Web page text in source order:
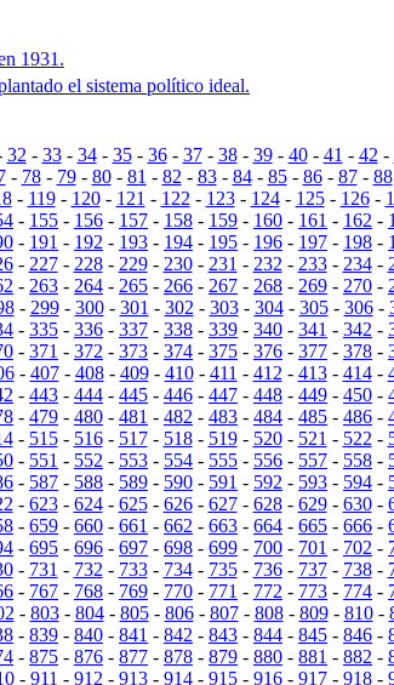
1931.
el sistema político ideal.
32 - 33- 34- 35- 36- 37- 38- 39- 40- 41 - 42 -
- 78- 79- 80- 81 - 82 - 83- 84- 85- 86- 87- 88
- 119- 120- 121 - 122 - 123- 124- 125- 126-
- 155 - 156 - 157 - 158 - 159 - 160 - 161 - 162 -
- 191 - 192 - 193 - 194 - 195 - 196 - 197 - 198 -
- 227- 228- 229- 230- 231 - 232 - 233- 234-
- 263 - 264 - 265 - 266 - 267 - 268 - 269 - 270 -
- 299- 300- 301 - 302 - 303- 304- 305- 306-
- 335 - 336 - 337 - 338 - 339 - 340 - 341 - 342 -
- 371 - 372 - 373 - 374 - 375 - 376 - 377 - 378 -
- 407- 408- 409- 410- 411 - 412 - 413- 414-
- 443 - 444 - 445 - 446 - 447 - 448 - 449 - 450 -
- 479 - 480 - 481 - 482 - 483 - 484 - 485 - 486 -
- 515- 516- 517- 518- 519- 520- 521 - 522 -
- 551 - 552 - 553 - 554 - 555 - 556 - 557 - 558 -
- 587 - 588 - 589 - 590 - 591 - 592 - 593 - 594 -
- 623- 624- 625- 626- 627- 628- 629- 630-
- 659 - 660 - 661 - 662 - 663 - 664 - 665 - 666 -
- 695 - 696 - 697 - 698 - 699 - 700 - 701 - 702 -
- 731 - 732 - 733- 734- 735- 736- 737- 738-
- 767 - 768 - 769 - 770 - 771 - 772 - 773 - 774 -
- 803- 804- 805- 806- 807- 808- 809- 810-
- 839 - 840 - 841 - 842 - 843 - 844 - 845 - 846 -
- 875 - 876 - 877 - 878 - 879 - 880 - 881 - 882 -
- 911 - 912 - 913- 914- 915- 916- 917- 918-